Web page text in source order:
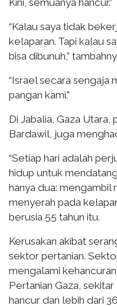
“Kalau saya tidak
kelaparan. Tapi kalau
bisa dibunuh,”
“Israel secara sengaja
pangan kami.”
Di Jabalia, Gaza
Bardawil, juga
“Setiap hari adalah
hidup untuk
hanya dua: mengambil
menyerah pada
berusia 55 tahun itu.
Kerusakan akibat
sektor pertanian.
mengalami
Pertanian Gaza,
hancur dan lebih dari